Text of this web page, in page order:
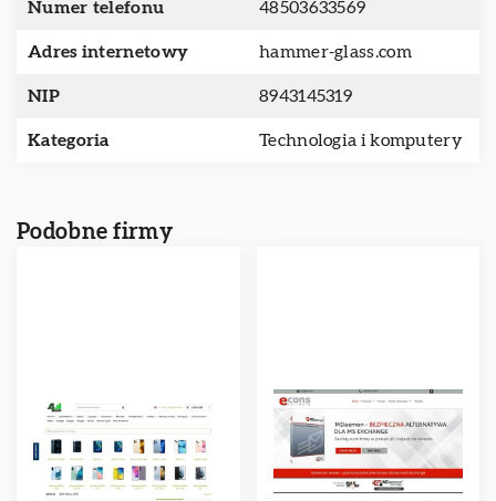
Numer telefonu 48503633569
Adres internetowy hammer-glass.com
NIP 8943145319
Kategoria Technologia i komputery
Podobne firmy